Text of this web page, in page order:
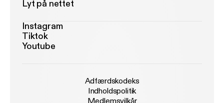
Lyt på nettet
Instagram
Tiktok
Youtube
Adfærdskodeks
Indholdspolitik
Medlemsvilkår